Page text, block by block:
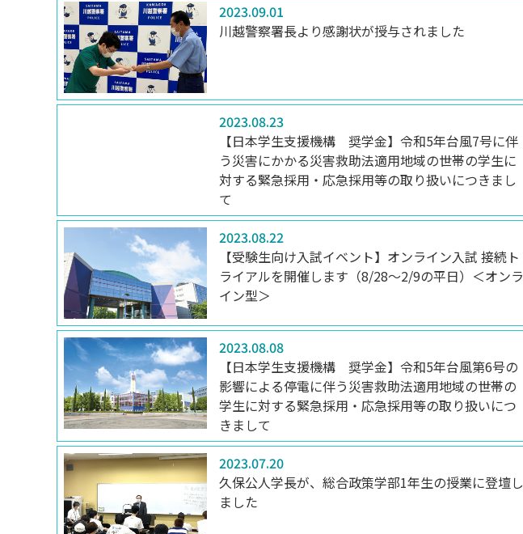
2023.09.01
川越警察署長より感謝状が授与されました
2023.08.23
【日本学生支援機構 奨学金】令和5年台風7号に伴
う災害にかかる災害救助法適用地域の世帯の学生に
対する緊急採用・応急採用等の取り扱いにつきまし
て
2023.08.22
【受験生向け入試イベント】オンライン入試 接続ト
ライアルを開催します（8/28～2/9の平日）＜オンラ
イン型＞
2023.08.08
【日本学生支援機構 奨学金】令和5年台風第6号の
影響による停電に伴う災害救助法適用地域の世帯の
学生に対する緊急採用・応急採用等の取り扱いにつ
きまして
2023.07.20
久保公人学長が、総合政策学部1年生の授業に登壇し
ました